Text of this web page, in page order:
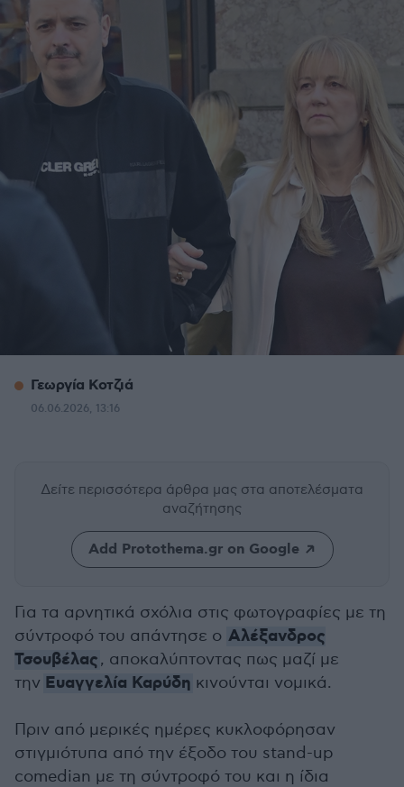
Γεωργία Κοτζιά
06.06.2026, 13:16
Δείτε περισσότερα άρθρα μας στα αποτελέσματα
αναζήτησης
Add Protothema.gr on Google
Για τα αρνητικά σχόλια στις φωτογραφίες με τη
σύντροφό του απάντησε ο Αλέξανδρος
Τσουβέλας, αποκαλύπτοντας πως μαζί με
την Ευαγγελία Καρύδη κινούνται νομικά.
Πριν από μερικές ημέρες κυκλοφόρησαν
στιγμιότυπα από την έξοδο του stand-up
comedian με τη σύντροφό του και η ίδια